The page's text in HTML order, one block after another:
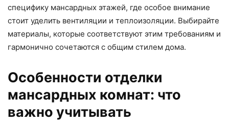
специфику мансардных этажей, где особое внимание
стоит уделить вентиляции и теплоизоляции. Выбирайте
материалы, которые соответствуют этим требованиям и
гармонично сочетаются с общим стилем дома.
Особенности отделки
мансардных комнат: что
важно учитывать